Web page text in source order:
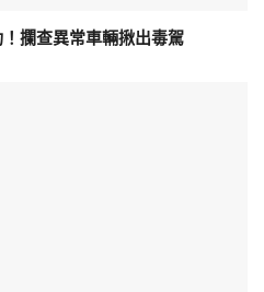
攔查異常車輛揪出毒駕